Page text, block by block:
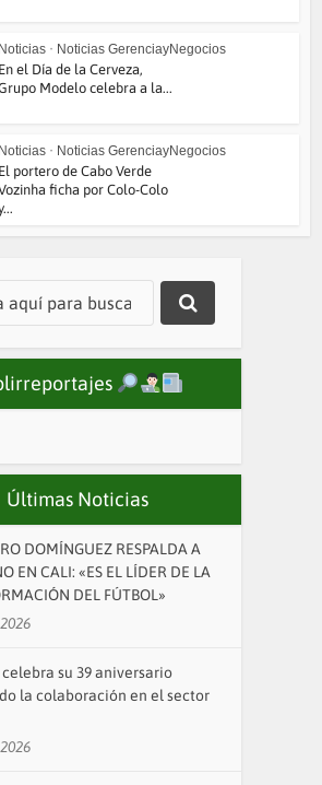
Noticias • Noticias GerenciayNegocios
En el Día de la Cerveza,
Modelo celebra a la...
Noticias • Noticias GerenciayNegocios
El portero de Cabo Verde
ficha por Colo-Colo
Últimas Noticias
DOMÍNGUEZ RESPALDA A
EN CALI: «ES EL LÍDER DE LA
DEL FÚTBOL»
celebra su 39 aniversario
la colaboración en el sector